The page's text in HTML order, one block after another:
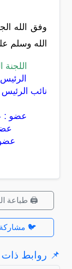
وفق الله
الله وسلم
اللجنة
نائب
عضو :
🖨️ طباعة
🐦 مشاركة
📌 روابط